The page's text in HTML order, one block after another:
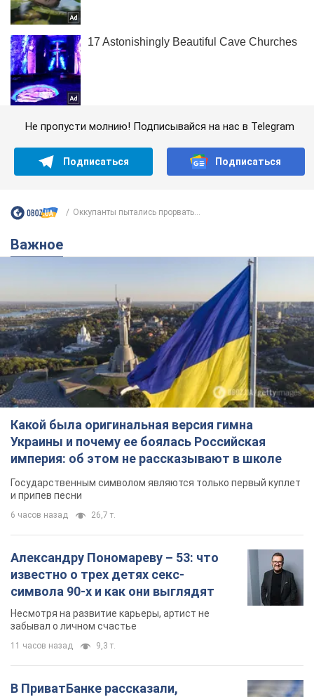
Не пропусти молнию! Подписывайся на нас в Telegram
Подписаться Подписаться
Оккупанты пытались прорвать...
Важное
Какой была оригинальная версия гимна
Украины и почему ее боялась Российская
империя: об этом не рассказывают в школе
Государственным символом являются только первый куплет
и припев песни
6 часов назад 26,7 т.
Александру Пономареву – 53: что
известно о трех детях секс-
символа 90-х и как они выглядят
Несмотря на развитие карьеры, артист не
забывал о личном счастье
11 часов назад 9,3 т.
В ПриватБанке рассказали,